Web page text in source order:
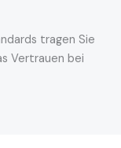
tragen Sie
Vertrauen bei